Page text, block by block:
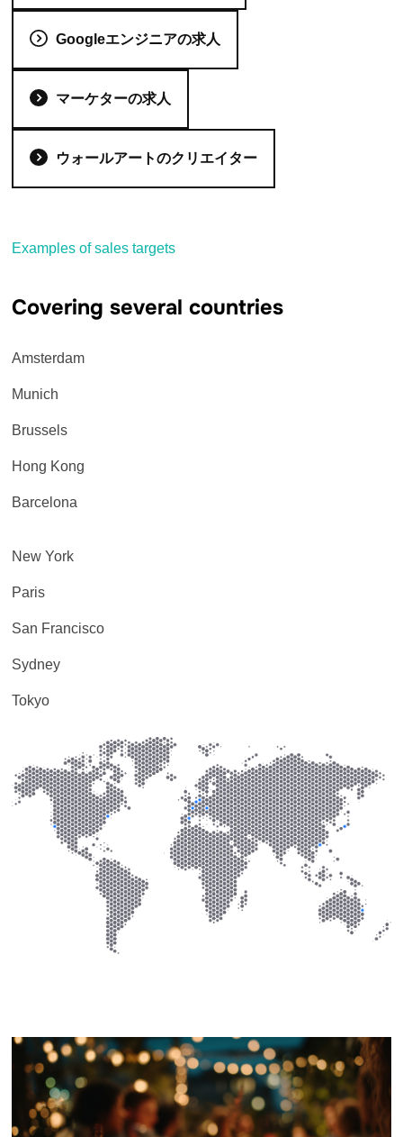
Googleエンジニアの求人
マーケターの求人
ウォールアートのクリエイター
Examples of sales targets
Covering several countries
Amsterdam
Munich
Brussels
Hong Kong
Barcelona
New York
Paris
San Francisco
Sydney
Tokyo